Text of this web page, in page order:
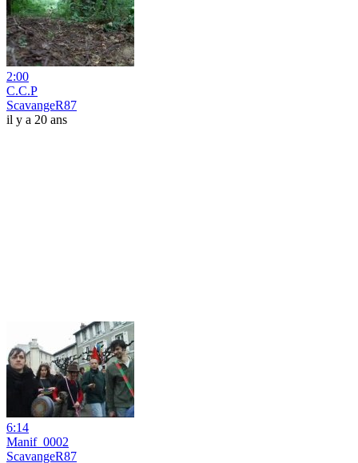
2:00
C.C.P
ScavangeR87
il y a 20 ans
6:14
Manif_0002
ScavangeR87